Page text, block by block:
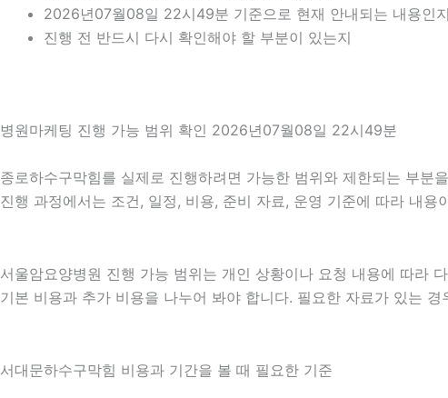
2026년07월08일 22시49분 기준으로 현재 안내되는 내용인지
진행 전 반드시 다시 확인해야 할 부분이 있는지
병원마케팅 진행 가능 범위 확인 2026년07월08일 22시49분
종로하수구막힘를 실제로 진행하려면 가능한 범위와 제한되는 부
진행 과정에서는 조건, 일정, 비용, 준비 자료, 운영 기준에 따라 내
서울암요양병원 진행 가능 범위는 개인 상황이나 요청 내용에 따라
기본 비용과 추가 비용을 나누어 봐야 합니다. 필요한 자료가 있는
서대문하수구막힘 비용과 기간을 볼 때 필요한 기준